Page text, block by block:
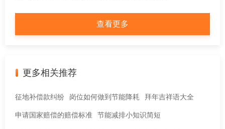
查看更多
更多相关推荐
征地补偿款纠纷 岗位如何做到节能降耗 拜年吉祥语大全
申请国家赔偿的赔偿标准 节能减排小知识简短